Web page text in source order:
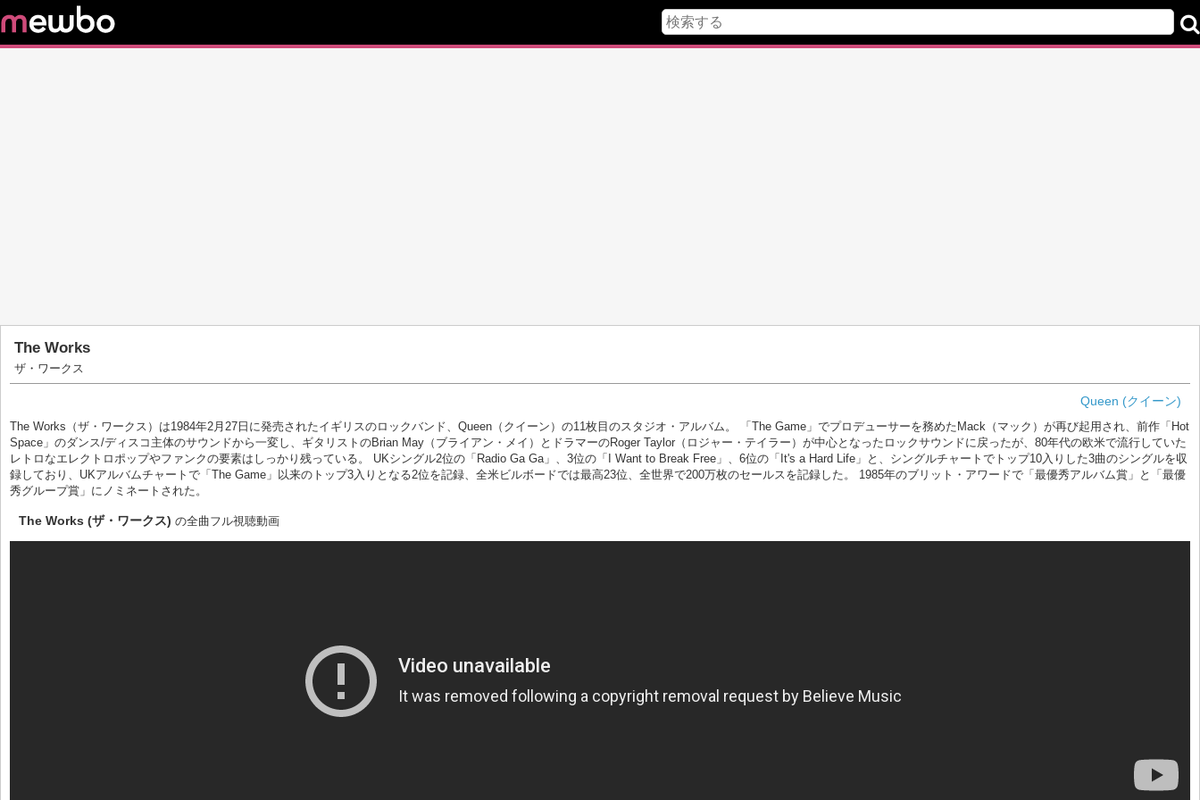
The Works
ザ・ワークス
Queen (クイーン)
The Works（ザ・ワークス）は1984年2月27日に発売されたイギリスのロックバンド、Queen（クイーン）の11枚目のスタジオ・アルバム。 「The Game」でプロデューサーを務めたMack（マック）が再び起用され、前作「Hot
Space」のダンス/ディスコ主体のサウンドから一変し、ギタリストのBrian May（ブライアン・メイ）とドラマーのRoger Taylor（ロジャー・テイラー）が中心となったロックサウンドに戻ったが、80年代の欧米で流行していた
レトロなエレクトロポップやファンクの要素はしっかり残っている。 UKシングル2位の「Radio Ga Ga」、3位の「I Want to Break Free」、6位の「It's a Hard Life」と、シングルチャートでトップ10入りした3曲のシングルを収
録しており、UKアルバムチャートで「The Game」以来のトップ3入りとなる2位を記録、全米ビルボードでは最高23位、全世界で200万枚のセールスを記録した。 1985年のブリット・アワードで「最優秀アルバム賞」と「最優
秀グループ賞」にノミネートされた。
The Works (ザ・ワークス) の全曲フル視聴動画